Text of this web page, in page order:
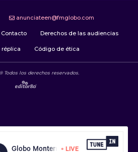
anunciateen@fmglobo.com
Contacto Derechos de las audiencias
réplica Código de ética
Todos los derechos reservados.